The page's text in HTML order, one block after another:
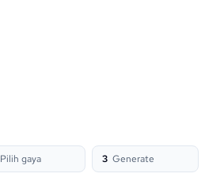
Pilih gaya 3 Generate